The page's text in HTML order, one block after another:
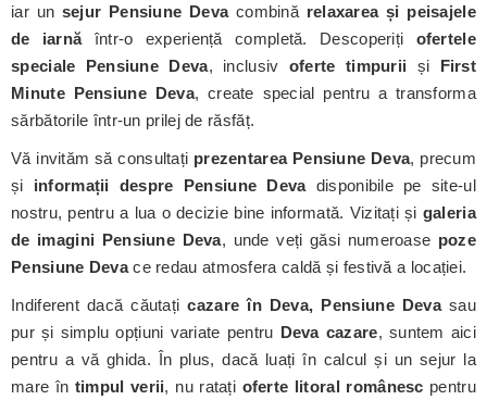
iar un sejur Pensiune Devacombină relaxarea și peisajele
de iarnăîntr-o experiență completă. Descoperiți ofertele
speciale Pensiune Deva, inclusiv oferte timpurii și First
Minute Pensiune Deva, create special pentru a transforma
sărbătorile într-un prilej de răsfăț.
Vă invităm să consultați prezentarea Pensiune Deva, precum
și informații despre Pensiune Devadisponibile pe site-ul
nostru, pentru a lua o decizie bine informată. Vizitați și galeria
de imagini Pensiune Deva, unde veți găsi numeroase poze
Pensiune Devace redau atmosfera caldă și festivă a locației.
Indiferent dacă căutațicazare în Deva, Pensiune Devasau
pur și simplu opțiuni variate pentru Deva cazare, suntem aici
pentru a vă ghida. În plus, dacă luați în calcul și un sejur la
mare în timpul verii, nu ratați oferte litoral românesc pentru